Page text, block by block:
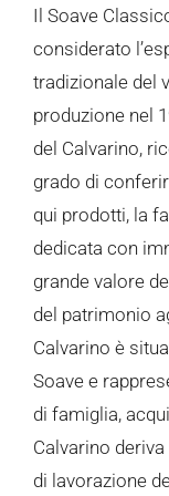
Il Soave
considerato
tradizionale del
produzione nel
del Calvarino,
grado di
qui prodotti, la
dedicata con
grande valore
del patrimonio
Calvarino è
Soave e
di famiglia,
Calvarino
di lavorazione